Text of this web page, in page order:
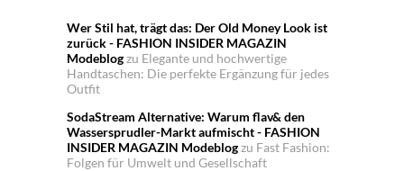
Wer Stil hat, trägt das: Der Old Money Look ist
zurück - FASHION INSIDER MAGAZIN
Modeblogzu Elegante und hochwertige
Handtaschen: Die perfekte Ergänzung für jedes
Outfit
SodaStream Alternative: Warum flav& den
Wassersprudler-Markt aufmischt - FASHION
INSIDER MAGAZIN Modeblogzu Fast Fashion:
Folgen für Umwelt und Gesellschaft